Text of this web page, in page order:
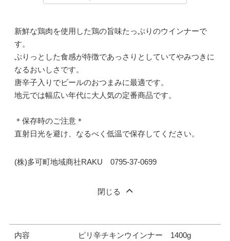
新鮮な鶏肉を使用した鶏の旨味たっぷりのウインナーで
す。
ぷりっとした食感が特徴であっさりとしていてやみつきに
なるおいしさです。
唐辛子入りでビールのおつまみに最適です。
地元では幅広い年代に大人気の定番商品です。
＊保存時のご注意＊
直射日光を避け、なるべく低温で保存してください。
(株)多可町地域商社RAKU 0795-37-0699
閉じる
内容
ピリ辛チキンウインナー 1400g